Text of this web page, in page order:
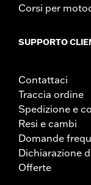
Corsi per
SUPPORTO
Contattaci
Traccia ordine
Spedizione e
Resi e cambi
Domande
Dichiarazione
Offerte